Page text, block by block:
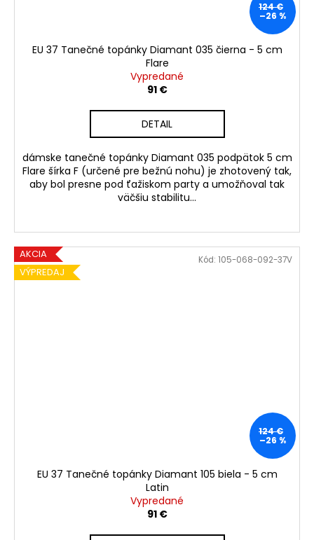
124 €
–26 %
EU 37 Tanečné topánky Diamant 035 čierna - 5 cm
Flare
Vypredané
91 €
DETAIL
dámske tanečné topánky Diamant 035 podpätok 5 cm
Flare šírka F (určené pre bežnú nohu) je zhotovený tak,
aby bol presne pod ťažiskom party a umožňoval tak
väčšiu stabilitu...
AKCIA
VÝPREDAJ
124 €
–26 %
EU 37 Tanečné topánky Diamant 105 biela - 5 cm
Latin
Vypredané
91 €
Kód: 105-068-092-37V